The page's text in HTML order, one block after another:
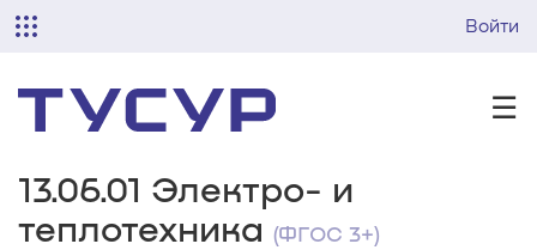
Войти
☰
13.06.01 Электро- и
теплотехника (ФГОС 3+)